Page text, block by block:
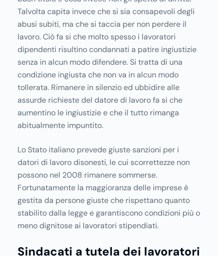
Talvolta capita invece che si sia consapevoli degli
abusi subiti, ma che si taccia per non perdere il
lavoro. Ciò fa si che molto spesso i lavoratori
dipendenti risultino condannati a patire ingiustizie
senza in alcun modo difendere. Si tratta di una
condizione ingiusta che non va in alcun modo
tollerata. Rimanere in silenzio ed ubbidire alle
assurde richieste del datore di lavoro fa si che
aumentino le ingiustizie e che il tutto rimanga
abitualmente impuntito.
Lo Stato italiano prevede giuste sanzioni per i
datori di lavoro disonesti, le cui scorrettezze non
possono nel 2008 rimanere sommerse.
Fortunatamente la maggioranza delle imprese è
gestita da persone giuste che rispettano quanto
stabilito dalla legge e garantiscono condizioni più o
meno dignitose ai lavoratori stipendiati.
Sindacati a tutela dei lavoratori